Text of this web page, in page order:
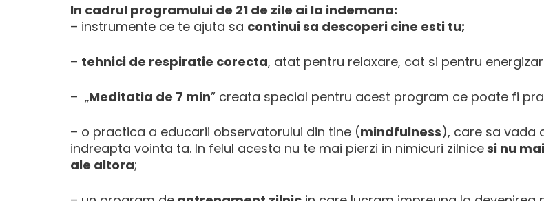
In cadrul programului de 21 de zile ai la indemana:
– instrumente ce te ajuta sa continui sa descoperi cine esti tu;
– tehnici de respiratie corecta, atat pentru relaxare, cat si pentru
– „Meditatia de 7 min” creata special pentru acest program ce poate fi
– o practica a educarii observatorului din tine (mindfulness), care sa vada
indreapta vointa ta. In felul acesta nu te mai pierzi in nimicuri zilnicesi nu
ale altora;